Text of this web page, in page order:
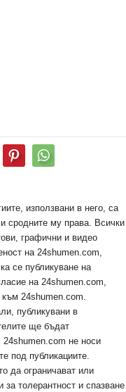
използвани в него, са
сродните му права. Всички
графични и видео
на 24shumen.com,
се публикуване на
на 24shumen.com,
към 24shumen.com.
публикувани в
ще бъдат
24shumen.com не носи
под публикациите.
да ограничават или
толерантност и спазване